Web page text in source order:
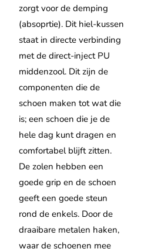
zorgt voor de demping
(absoprtie). Dit hiel-kussen
staat in directe verbinding
met de direct-inject PU
middenzool. Dit zijn de
componenten die de
schoen maken tot wat die
is; een schoen die je de
hele dag kunt dragen en
comfortabel blijft zitten.
De zolen hebben een
goede grip en de schoen
geeft een goede steun
rond de enkels. Door de
draaibare metalen haken,
waar de schoenen mee